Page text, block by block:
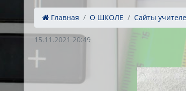
Главная О ШКОЛЕ Сайты
15.11.2021 20:49